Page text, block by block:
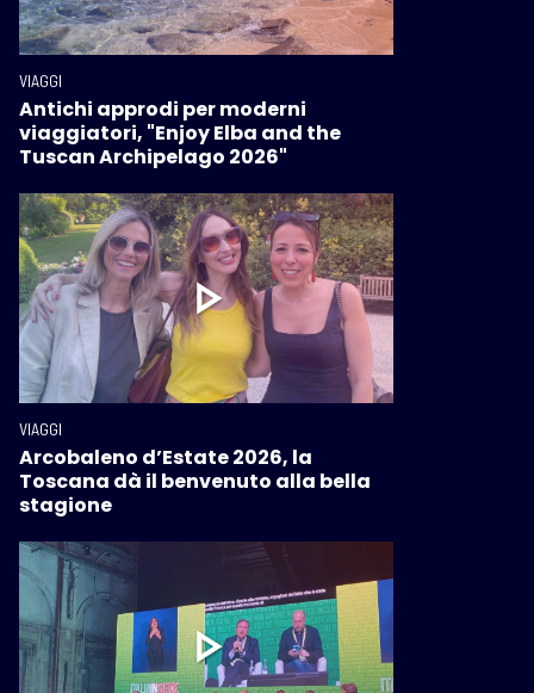
VIAGGI
Antichi approdi per moderni
viaggiatori, "Enjoy Elba and the
Tuscan Archipelago 2026"
VIAGGI
Arcobaleno d’Estate 2026, la
Toscana dà il benvenuto alla bella
stagione